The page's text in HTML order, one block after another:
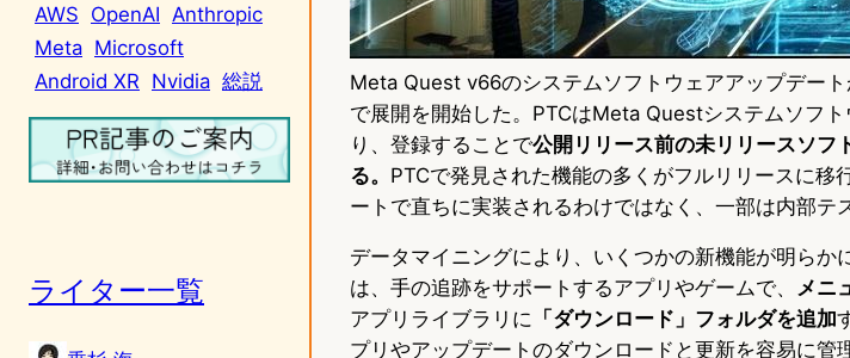
AWS OpenAI Anthropic
Meta Microsoft
Android XR Nvidia 総説
ライター一覧
Meta Quest v66のシステムソフトウェアアップデート
で展開を開始した。PTCはMeta Questシステムソフ
り、登録することで公開リリース前の未リリースソフ
る。 PTCで発見された機能の多くがフルリリースに移
ートで直ちに実装されるわけではなく、一部は内部テ
データマイニングにより、いくつかの新機能が明らか
は、手の追跡をサポートするアプリやゲームで、
メニ
アプリライブラリに 「ダウンロード」フォルダを追加
プリやアップデートのダウンロードと更新を容易に管